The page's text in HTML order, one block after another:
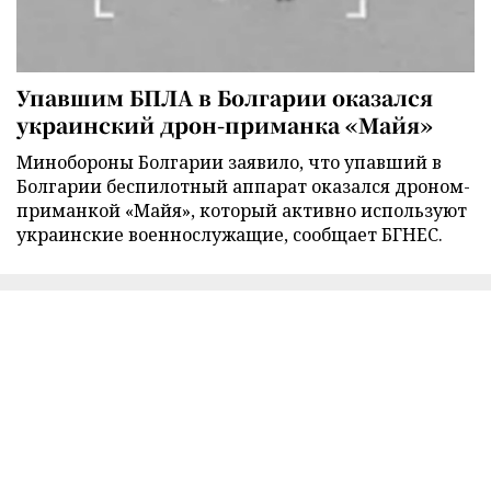
Упавшим БПЛА в Болгарии оказался
украинский дрон-приманка «Майя»
Минобороны Болгарии заявило, что упавший в
Болгарии беспилотный аппарат оказался дроном-
приманкой «Майя», который активно используют
украинские военнослужащие, сообщает БГНЕС.